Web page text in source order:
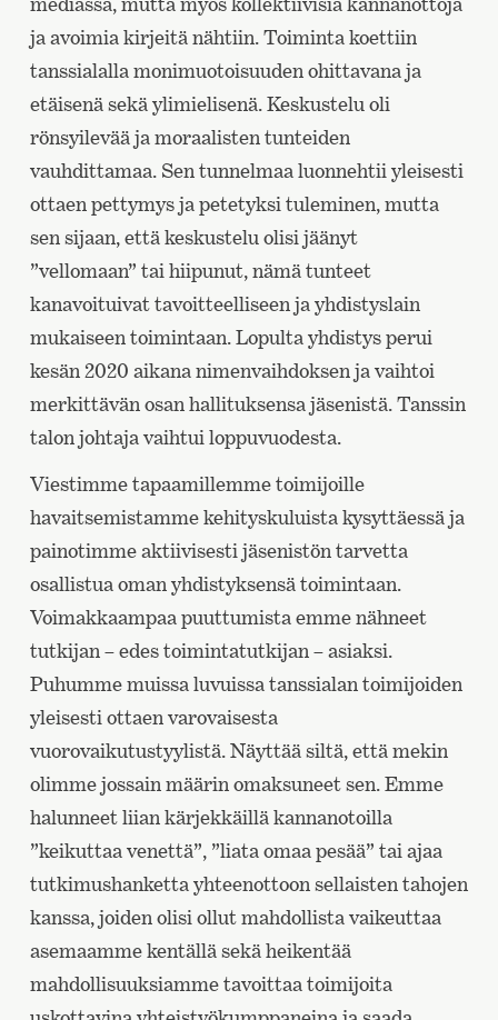
ja avoimia kirjeitä nähtiin. Toiminta koettiin
tanssialalla monimuotoisuuden ohittavana ja
etäisenä sekä ylimielisenä. Keskustelu oli
rönsyilevää ja moraalisten tunteiden
vauhdittamaa. Sen tunnelmaa luonnehtii yleisesti
ottaen pettymys ja petetyksi tuleminen, mutta
sen sijaan, että keskustelu olisi jäänyt
”vellomaan” tai hiipunut, nämä tunteet
kanavoituivat tavoitteelliseen ja yhdistyslain
mukaiseen toimintaan. Lopulta yhdistys perui
kesän 2020 aikana nimenvaihdoksen ja vaihtoi
merkittävän osan hallituksensa jäsenistä. Tanssin
talon johtaja vaihtui loppuvuodesta.
Viestimme tapaamillemme toimijoille
havaitsemistamme kehityskuluista kysyttäessä ja
painotimme aktiivisesti jäsenistön tarvetta
osallistua oman yhdistyksensä toimintaan.
Voimakkaampaa puuttumista emme nähneet
tutkijan – edes toimintatutkijan – asiaksi.
Puhumme muissa luvuissa tanssialan toimijoiden
yleisesti ottaen varovaisesta
vuorovaikutustyylistä. Näyttää siltä, että mekin
olimme jossain määrin omaksuneet sen. Emme
halunneet liian kärjekkäillä kannanotoilla
”keikuttaa venettä”, ”liata omaa pesää” tai ajaa
tutkimushanketta yhteenottoon sellaisten tahojen
kanssa, joiden olisi ollut mahdollista vaikeuttaa
asemaamme kentällä sekä heikentää
mahdollisuuksiamme tavoittaa toimijoita